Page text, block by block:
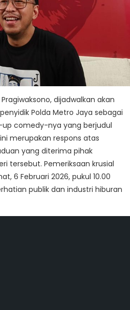
dijadwalkan akan
Polda Metro Jaya sebagai
comedy-nya yang berjudul
merupakan respons atas
yang diterima pihak
tersebut. Pemeriksaan krusial
6 Februari 2026, pukul 10.00
publik dan industri hiburan